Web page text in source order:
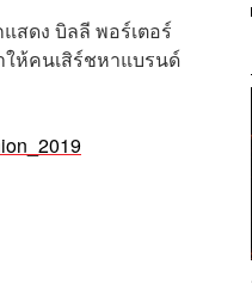
สดง บิลลี พอร์เตอร์
ให้คนเสิร์ชหาแบรนด์